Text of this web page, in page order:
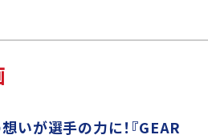
いが選手の力に！『GEAR